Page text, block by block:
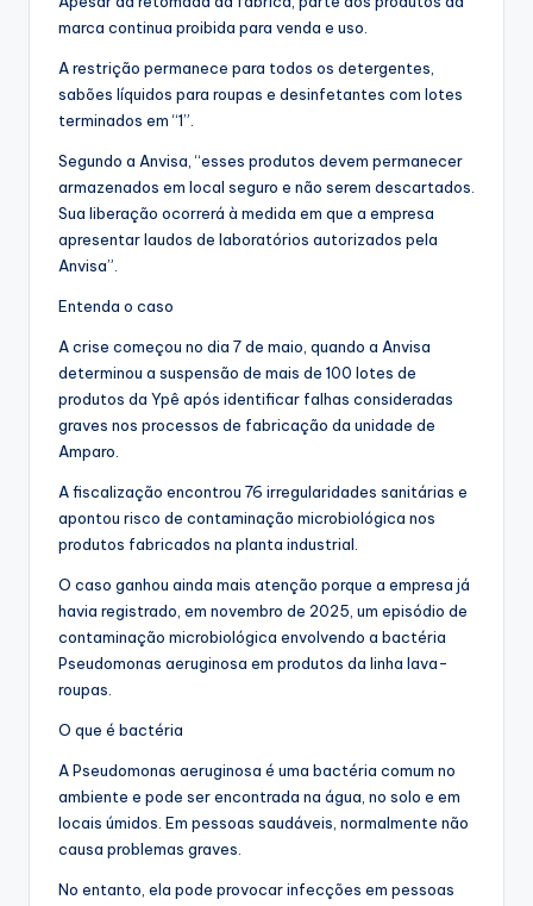
marca continua proibida para venda e uso.
A restrição permanece para todos os detergentes,
sabões líquidos para roupas e desinfetantes com lotes
terminados em “1”.
Segundo a Anvisa, “esses produtos devem permanecer
armazenados em local seguro e não serem descartados.
Sua liberação ocorrerá à medida em que a empresa
apresentar laudos de laboratórios autorizados pela
Anvisa”.
Entenda o caso
A crise começou no dia 7 de maio, quando a Anvisa
determinou a suspensão de mais de 100 lotes de
produtos da Ypê após identificar falhas consideradas
graves nos processos de fabricação da unidade de
Amparo.
A fiscalização encontrou 76 irregularidades sanitárias e
apontou risco de contaminação microbiológica nos
produtos fabricados na planta industrial.
O caso ganhou ainda mais atenção porque a empresa já
havia registrado, em novembro de 2025, um episódio de
contaminação microbiológica envolvendo a bactéria
Pseudomonas aeruginosa em produtos da linha lava-
roupas.
O que é bactéria
A Pseudomonas aeruginosa é uma bactéria comum no
ambiente e pode ser encontrada na água, no solo e em
locais úmidos. Em pessoas saudáveis, normalmente não
causa problemas graves.
No entanto, ela pode provocar infecções em pessoas